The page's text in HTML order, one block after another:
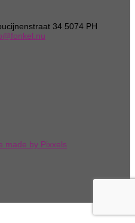
34 5074 PH
made by Pixxels